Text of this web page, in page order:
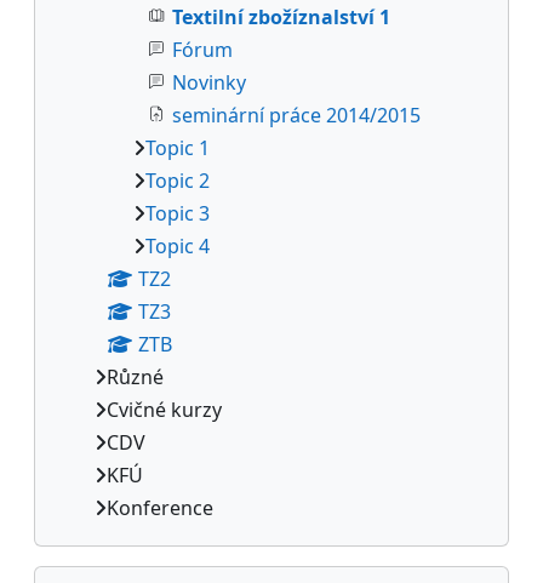
Textilní zbožíznalství 1
Fórum
Novinky
seminární práce 2014/2015
Topic 1
Topic 2
Topic 3
Topic 4
TZ2
TZ3
ZTB
Různé
Cvičné kurzy
CDV
KFÚ
Konference